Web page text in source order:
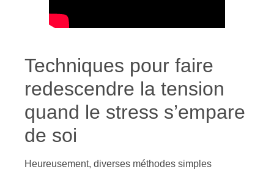
Techniques pour faire
redescendre la tension
quand le stress s’empare
de soi
Heureusement, diverses méthodes simples